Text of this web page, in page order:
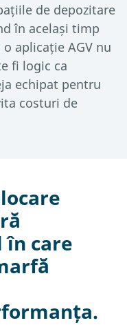
de depozitare
în același timp
aplicație AGV nu
fi logic ca
echipat pentru
costuri de
în care